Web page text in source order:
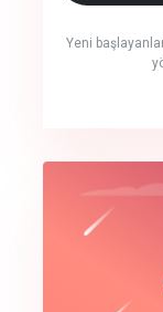
Yeni
Best Choice